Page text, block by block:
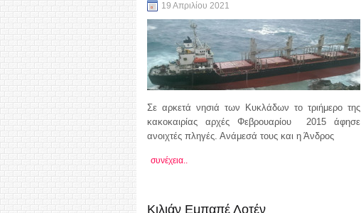
19 Απριλίου 2021
Σε αρκετά νησιά των Κυκλάδων το τριήμερο της
κακοκαιρίας αρχές Φεβρουαρίου 2015 άφησε
ανοιχτές πληγές. Ανάμεσά τους και η Άνδρος
συνέχεια..
Κιλιάν Εμπαπέ Λοτέν